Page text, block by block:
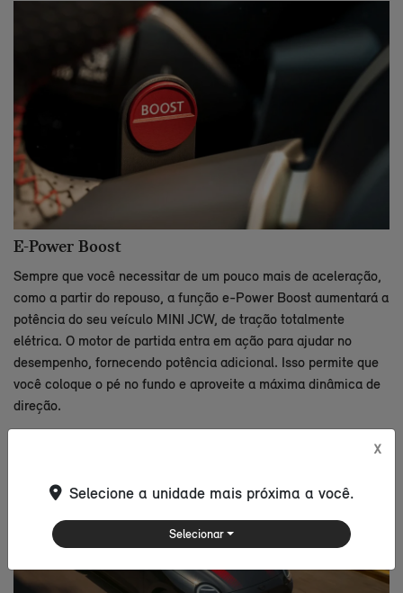
E-Power Boost
Sempre que você necessitar de um pouco mais de aceleração,
como a partir do repouso, a função e-Power Boost aumentará a
potência do seu veículo MINI JCW, de tração totalmente
elétrica. O motor de partida entra em ação para ajudar no
desempenho, fornecendo potência adicional. Isso permite que
você coloque o pé no fundo e aproveite a máxima dinâmica de
direção.
X
Selecione a unidade mais próxima a você.
Selecionar